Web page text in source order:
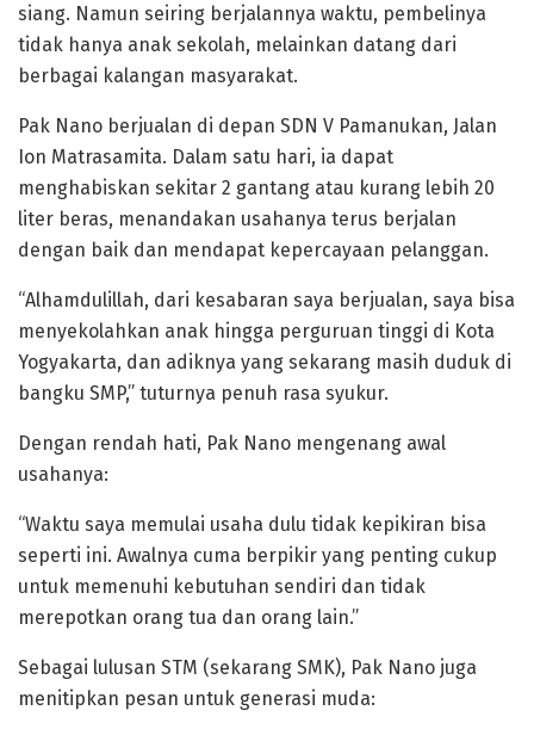
siang. Namun seiring berjalannya waktu, pembelinya
tidak hanya anak sekolah, melainkan datang dari
berbagai kalangan masyarakat.
Pak Nano berjualan di depan SDN V Pamanukan, Jalan
Ion Matrasamita. Dalam satu hari, ia dapat
menghabiskan sekitar 2 gantang atau kurang lebih 20
liter beras, menandakan usahanya terus berjalan
dengan baik dan mendapat kepercayaan pelanggan.
“Alhamdulillah, dari kesabaran saya berjualan, saya bisa
menyekolahkan anak hingga perguruan tinggi di Kota
Yogyakarta, dan adiknya yang sekarang masih duduk di
bangku SMP,” tuturnya penuh rasa syukur.
Dengan rendah hati, Pak Nano mengenang awal
usahanya:
“Waktu saya memulai usaha dulu tidak kepikiran bisa
seperti ini. Awalnya cuma berpikir yang penting cukup
untuk memenuhi kebutuhan sendiri dan tidak
merepotkan orang tua dan orang lain.”
Sebagai lulusan STM (sekarang SMK), Pak Nano juga
menitipkan pesan untuk generasi muda: